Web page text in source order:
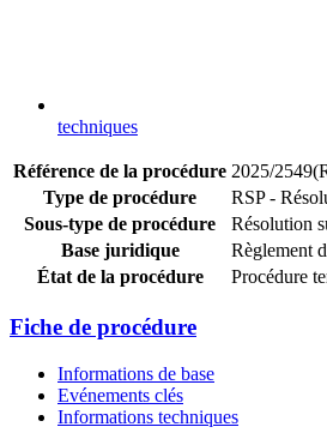
techniques
Référence de la procédure 2025/
Type de procédure
RSP -
Sous-type de procédure
Résolution
Base juridique
Règlement
État de la procédure
Procédure
Fiche de procédure
Informations de base
Evénements clés
Informations techniques